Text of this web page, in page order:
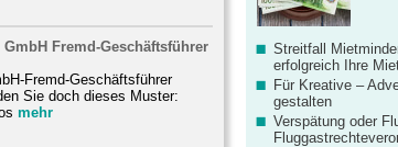
Fremd-Geschäftsführer
Fremd-Geschäftsführer
Sie doch dieses Muster:
mehr
Streitfall
erfolgreich Ihre
Für Kreative –
gestalten
Verspätung oder